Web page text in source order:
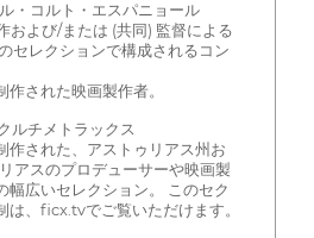
・コルト・エスパニョール
および/または (共同) 監督による
セレクションで構成されるコン
作された映画製作者。
ルチメトラックス
作された、アストゥリアス州お
アスのプロデューサーや映画製
幅広いセレクション。 このセク
は、ficx.tvでご覧いただけます。